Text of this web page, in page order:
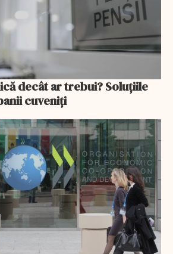
decât ar trebui? Soluţiile
cuveniţi